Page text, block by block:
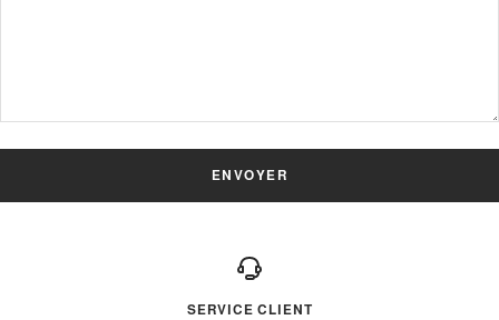
ENVOYER
SERVICE CLIENT